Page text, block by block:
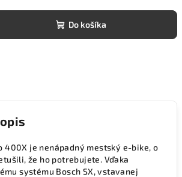
Do košíka
400X je nenápadný mestský e-bike, o
že ho potrebujete. Vďaka
systému Bosch SX, vstavanej